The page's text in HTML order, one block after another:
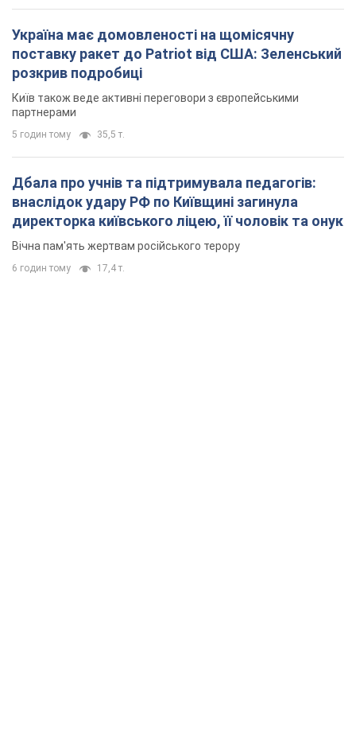
Україна має домовленості на щомісячну
поставку ракет до Patriot від США: Зеленський
розкрив подробиці
Київ також веде активні переговори з європейськими
партнерами
5 годин тому 35,5 т.
Дбала про учнів та підтримувала педагогів:
внаслідок удару РФ по Київщині загинула
директорка київського ліцею, її чоловік та онук
Вічна пам'ять жертвам російського терору
6 годин тому 17,4 т.